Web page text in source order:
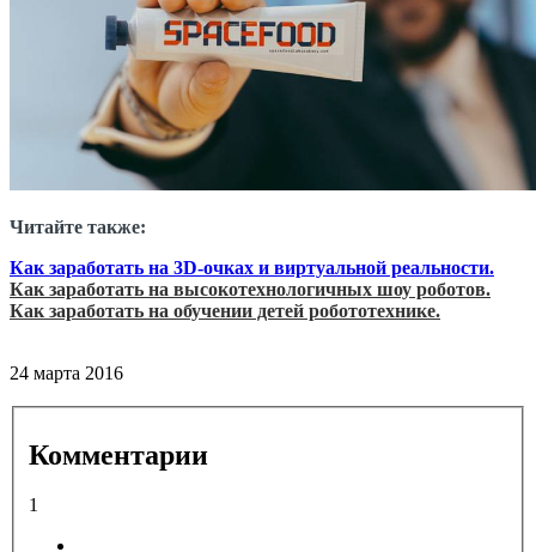
Читайте также:
Как заработать на 3D-очках и виртуальной реальности.
Как заработать на высокотехнологичных шоу роботов.
Как заработать на обучении детей робототехнике.
24 марта 2016
Комментарии
1